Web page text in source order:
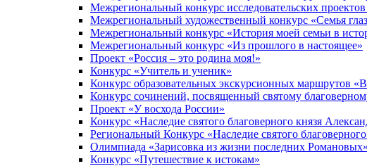
Межрегиональный конкурс исследовательских
Межрегиональный художественный конкурс «Семья
Межрегиональный конкурс «История моей семьи в
Межрегиональный конкурс «Из прошлого в настоящее»
Проект «Россия – это родина моя!»
Конкурс «Учитель и ученик»
Конкурс образовательных экскурсионных маршрутов
Конкурс сочинений, посвященный святому
Проект «У восхода России»
Конкурс «Наследие святого благоверного князя
Региональный Конкурс «Наследие святого
Олимпиада «Зарисовка из жизни последних Романовых»
Конкурс «Путешествие к истокам»